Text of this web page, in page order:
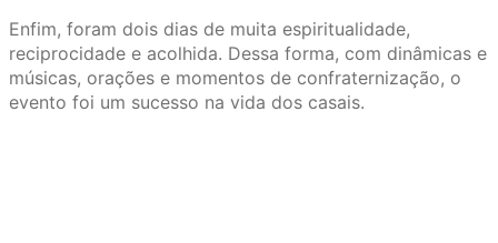
Enfim, foram dois dias de muita espiritualidade,
reciprocidade e acolhida. Dessa forma, com dinâmicas e
músicas, orações e momentos de confraternização, o
evento foi um sucesso na vida dos casais.